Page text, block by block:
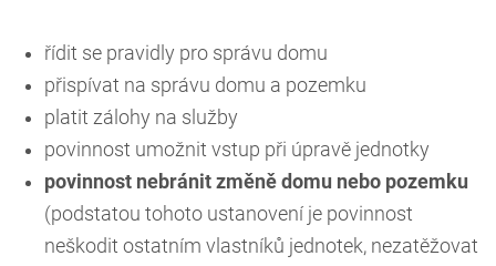
řídit se pravidly pro správu domu
přispívat na správu domu a pozemku
platit zálohy na služby
povinnost umožnit vstup při úpravě jednotky
povinnost nebránit změně domu nebo pozemku
(podstatou tohoto ustanovení je povinnost
neškodit ostatním vlastníků jednotek, nezatěžovat